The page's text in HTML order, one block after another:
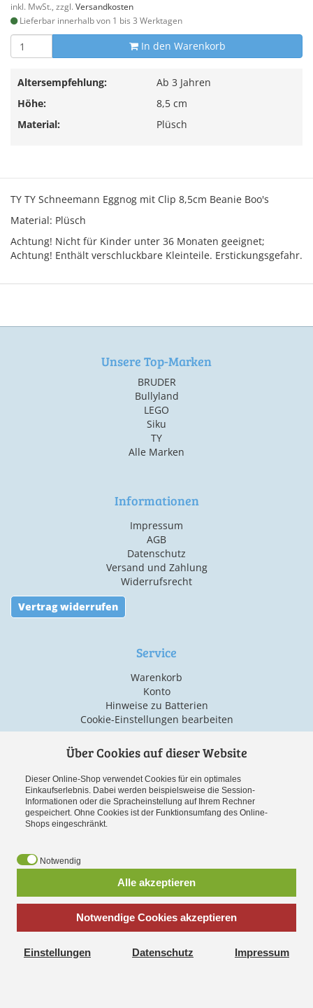
Cookies erleichtern die Bereitstellung unserer Dienste. Mit der
inkl. MwSt., zzgl. Versandkosten
Lieferbar innerhalb von 1 bis 3 Werktagen
In den Warenkorb
Altersempfehlung:
Ab 3 Jahren
Höhe:
8,5 cm
Material:
Plüsch
TY TY Schneemann Eggnog mit Clip 8,5cm Beanie Boo's
Material: Plüsch
Achtung! Nicht für Kinder unter 36 Monaten geeignet;
Achtung! Enthält verschluckbare Kleinteile. Erstickungsgefahr.
Unsere Top-Marken
BRUDER
Bullyland
LEGO
Siku
TY
Alle Marken
Informationen
Impressum
AGB
Datenschutz
Versand und Zahlung
Widerrufsrecht
Vertrag widerrufen
Service
Warenkorb
Konto
Hinweise zu Batterien
Cookie-Einstellungen bearbeiten
Vorauskasse
*inkl. MwSt., zzgl.Versandkosten
Über Cookies auf dieser Website
Dieser Online-Shop verwendet Cookies für ein optimales
Einkaufserlebnis. Dabei werden beispielsweise die Session-
Informationen oder die Spracheinstellung auf Ihrem Rechner
gespeichert. Ohne Cookies ist der Funktionsumfang des Online-
Shops eingeschränkt.
Notwendig
Alle akzeptieren
Notwendige Cookies akzeptieren
Einstellungen Datenschutz Impressum